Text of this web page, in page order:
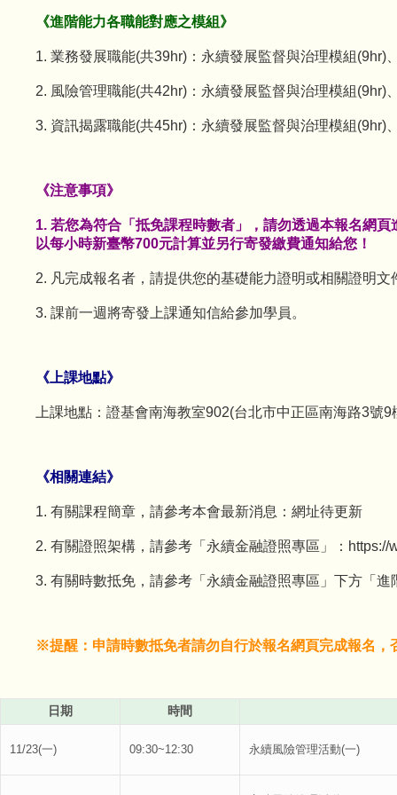
《進階能力各職能對應之模組》
1. 業務發展職能(共39hr)：永續發展監督與治理模組
2. 風險管理職能(共42hr)：永續發展監督與治理模組
3. 資訊揭露職能(共45hr)：永續發展監督與治理模組(9hr)
《注意事項》
1. 若您為符合「抵免課程時數者」，請勿透過本報名網
以每小時新臺幣700元計算並另行寄發繳費通知給您！
2. 凡完成報名者，請提供您的基礎能力證明或相關證明
3. 課前一週將寄發上課通知信給參加學員。
《上課地點》
上課地點：證基會南海教室902(台北市中正區南海路3號9
《相關連結》
1. 有關課程簡章，請參考本會最新消息：網址待更新
2. 有關證照架構，請參考「永續金融證照專區」：https://
3. 有關時數抵免，請參考「永續金融證照專區」下方「
※提醒：申請時數抵免者請勿自行於報名網頁完成報名，
日期 時間
11/23(一) 09:30~12:30 永續風險管理活動(一)